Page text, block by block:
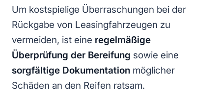
Um kostspielige Überraschungen bei der
Rückgabe von Leasingfahrzeugen zu
vermeiden, ist eine regelmäßige
Überprüfung der Bereifung sowie eine
sorgfältige Dokumentation möglicher
Schäden an den Reifen ratsam.